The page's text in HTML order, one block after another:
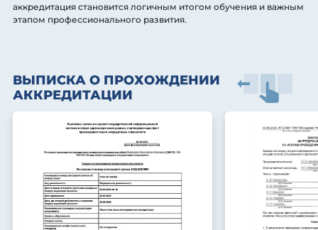
аккредитация становится логичным итогом обучения и важным
этапом профессионального развития.
ВЫПИСКА О ПРОХОЖДЕНИИ
АККРЕДИТАЦИИ